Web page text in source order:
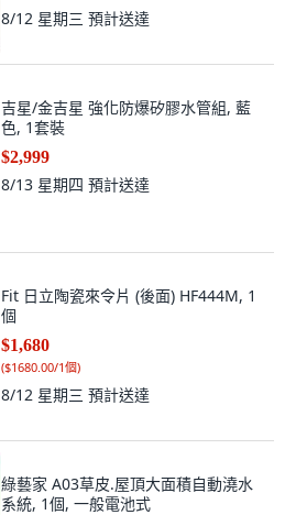
8/12 星期三 預計送達
吉星/金吉星 強化防爆矽膠水管組, 藍
色, 1套裝
$2,999
8/13 星期四 預計送達
Fit 日立陶瓷來令片 (後面) HF444M, 1
個
$1,680
($1680.00/1個)
8/12 星期三 預計送達
綠藝家 A03草皮.屋頂大面積自動澆水
系統, 1個, 一般電池式